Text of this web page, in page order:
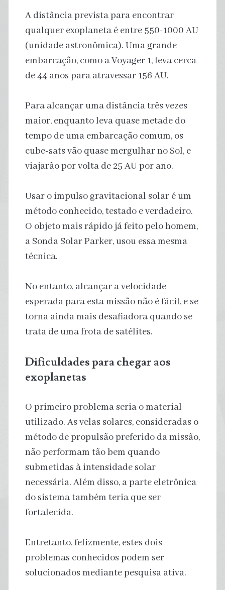
A distância prevista para encontrar
qualquer exoplaneta é entre 550-1000 AU
(unidade astronômica). Uma grande
embarcação, como a Voyager 1, leva cerca
de 44 anos para atravessar 156 AU.
Para alcançar uma distância três vezes
maior, enquanto leva quase metade do
tempo de uma embarcação comum, os
cube-sats vão quase mergulhar no Sol, e
viajarão por volta de 25 AU por ano.
Usar o impulso gravitacional solar é um
método conhecido, testado e verdadeiro.
O objeto mais rápido já feito pelo homem,
a Sonda Solar Parker, usou essa mesma
técnica.
No entanto, alcançar a velocidade
esperada para esta missão não é fácil, e se
torna ainda mais desafiadora quando se
trata de uma frota de satélites.
Dificuldades para chegar aos
exoplanetas
O primeiro problema seria o material
utilizado. As velas solares, consideradas o
método de propulsão preferido da missão,
não performam tão bem quando
submetidas à intensidade solar
necessária. Além disso, a parte eletrônica
do sistema também teria que ser
fortalecida.
Entretanto, felizmente, estes dois
problemas conhecidos podem ser
solucionados mediante pesquisa ativa.